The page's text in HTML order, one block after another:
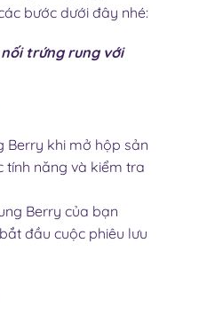
bước dưới đây nhé:
trứng rung với
Berry khi mở hộp sản
tính năng và kiểm tra
Berry của bạn
đầu cuộc phiêu lưu